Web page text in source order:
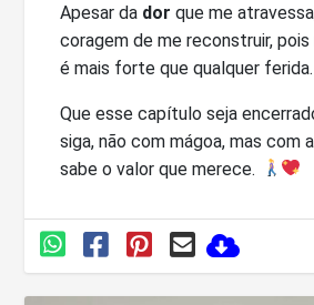
Apesar da dor que me
coragem de me reconstruir, pois
é mais forte que qualquer ferida.
Que esse capítulo seja
siga, não com mágoa, mas com
sabe o valor que merece.